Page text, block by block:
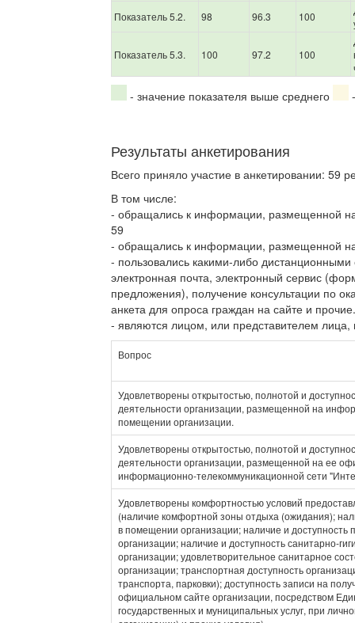
Показатель 5.2.
98 96.3 100
Показатель 5.3. 100 97.2 100
- значение показателя выше среднего
Результаты анкетирования
Всего приняло участие в анкетировании: 59
В том числе:
- обращались к информации, размещенной
59
- обращались к информации, размещенной
- пользовались какими-либо
электронная почта, электронный сервис
предложения), получение консультации по
анкета для опроса граждан на сайте и
- являются лицом, или представителем
Вопрос
Удовлетворены открытостью, полнотой и
деятельности организации, размещенной на
помещении организации.
Удовлетворены открытостью, полнотой и
деятельности организации, размещенной на ее
информационно-телекоммуникационной сети
Удовлетворены комфортностью условий
(наличие комфортной зоны отдыха (ожидания);
в помещении организации; наличие и
организации; наличие и доступность санитарно-
организации; удовлетворительное санитарное
организации; транспортная доступность
транспорта, парковки); доступность записи на
официальном сайте организации, посредством
государственных и муниципальных услуг, при